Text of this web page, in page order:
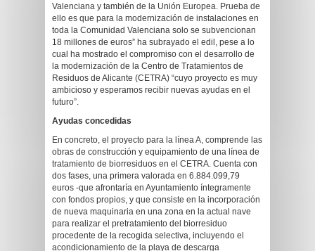
Valenciana y también de la Unión Europea. Prueba de
ello es que para la modernización de instalaciones en
toda la Comunidad Valenciana solo se subvencionan
18 millones de euros” ha subrayado el edil, pese a lo
cual ha mostrado el compromiso con el desarrollo de
la modernización de la Centro de Tratamientos de
Residuos de Alicante (CETRA) “cuyo proyecto es muy
ambicioso y esperamos recibir nuevas ayudas en el
futuro”.
Ayudas concedidas
En concreto, el proyecto para la línea A, comprende las
obras de construcción y equipamiento de una línea de
tratamiento de biorresiduos en el CETRA. Cuenta con
dos fases, una primera valorada en 6.884.099,79
euros -que afrontaría en Ayuntamiento íntegramente
con fondos propios, y que consiste en la incorporación
de nueva maquinaria en una zona en la actual nave
para realizar el pretratamiento del biorresiduo
procedente de la recogida selectiva, incluyendo el
acondicionamiento de la playa de descarga